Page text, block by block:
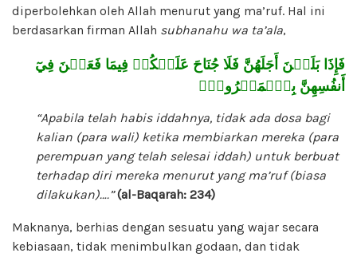
diperbolehkan oleh Allah menurut yang ma’ruf. Hal ini
berdasarkan firman Allah subhanahu wa ta’ala,
فَإِذَا بَلَغۡنَ أَجَلَهُنَّ فَلَا جُنَاحَ عَلَيۡكُمۡ فِيمَا فَعَلۡنَ فِيٓ
أَنفُسِهِنَّ بِٱلۡمَعۡرُوفِۗ
“Apabila telah habis iddahnya, tidak ada dosa bagi
kalian (para wali) ketika membiarkan mereka (para
perempuan yang telah selesai iddah) untuk berbuat
terhadap diri mereka menurut yang ma’ruf (biasa
dilakukan)….”(al-Baqarah: 234)
Maknanya, berhias dengan sesuatu yang wajar secara
kebiasaan, tidak menimbulkan godaan, dan tidak